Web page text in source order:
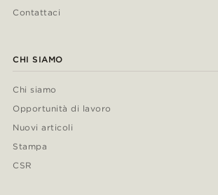
Contattaci
CHI SIAMO
Chi siamo
Opportunità di lavoro
Nuovi articoli
Stampa
CSR